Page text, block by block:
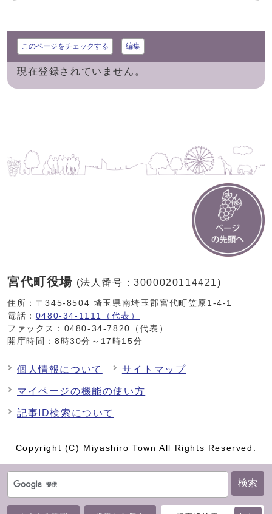
検索
このページをチェックする 編集
現在登録されていません。
宮代町役場 (法人番号：3000020114421)
住所：〒345-8504 埼玉県南埼玉郡宮代町笠原1-4-1
電話： 0480-34-1111（代表）
ファックス：0480-34-7820（代表）
開庁時間：8時30分～17時15分
個人情報について サイトマップ
マイページの機能の使い方
記事ID検索について
Copyright (C) Miyashiro Town All Rights Reserved.